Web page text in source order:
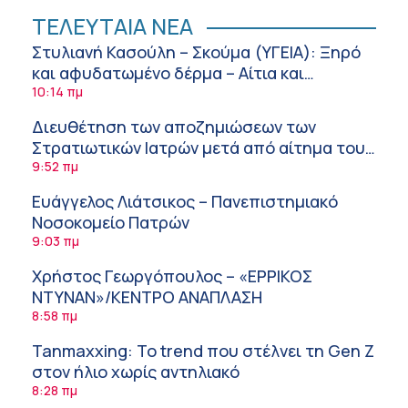
ΤΕΛΕΥΤΑΙΑ ΝΕΑ
Στυλιανή Κασούλη – Σκούμα (ΥΓΕΙΑ): Ξηρό
και αφυδατωμένο δέρμα – Αίτια και
αντιμετώπιση
10:14 πμ
Διευθέτηση των αποζημιώσεων των
Στρατιωτικών Ιατρών μετά από αίτημα του
ΙΣΑ
9:52 πμ
Ευάγγελος Λιάτσικος – Πανεπιστημιακό
Νοσοκομείο Πατρών
9:03 πμ
Χρήστος Γεωργόπουλος – «ΕΡΡΙΚΟΣ
ΝΤΥΝΑΝ»/ΚΕΝΤΡΟ ΑΝΑΠΛΑΣΗ
8:58 πμ
Tanmaxxing: To trend που στέλνει τη Gen Z
στον ήλιο χωρίς αντηλιακό
8:28 πμ